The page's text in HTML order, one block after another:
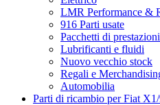
LMR Performance &
916 Parti usate
Pacchetti di
Lubrificanti e fluidi
Nuovo vecchio stock
Regali e
Automobilia
Parti di ricambio per Fiat